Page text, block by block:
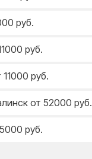
руб.
руб.
11000 руб.
от 52000 руб.
руб.